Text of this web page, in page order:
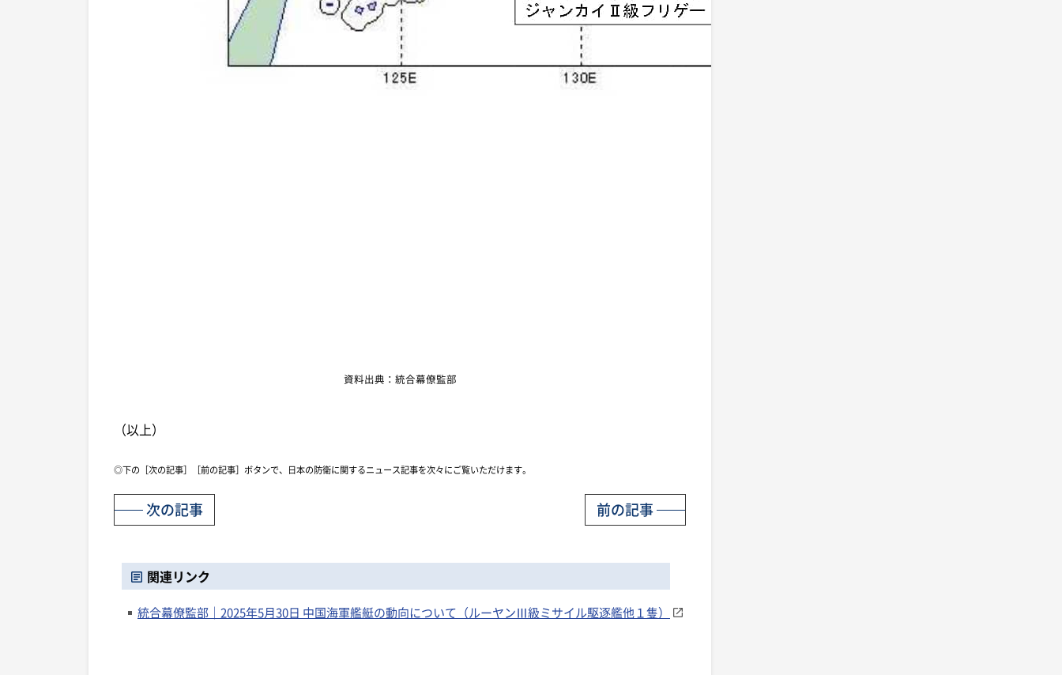
資料出典：統合幕僚監部
（以上）
◎下の［次の記事］［前の記事］ボタンで、日本の防衛に関するニュース記事を次々にご覧いただけます。
前の記事
次の記事
関連リンク
統合幕僚監部｜2025年5月30日 中国海軍艦艇の動向について（ルーヤンⅢ級ミサイル駆逐艦他１隻）